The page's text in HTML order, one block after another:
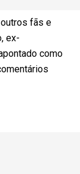
fãs e
ex-
como